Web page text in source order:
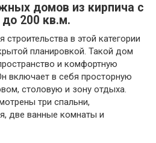
домов из кирпича с
200 кв.м.
в этой категории
планировкой. Такой дом
и комфортную
включает в себя просторную
столовую и зону отдыха.
три спальни,
две ванные комнаты и